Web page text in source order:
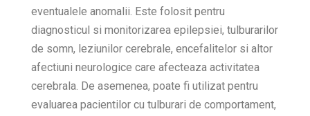
eventualele anomalii. Este folosit pentru
diagnosticul si monitorizarea epilepsiei, tulburarilor
de somn, leziunilor cerebrale, encefalitelor si altor
afectiuni neurologice care afecteaza activitatea
cerebrala. De asemenea, poate fi utilizat pentru
evaluarea pacientilor cu tulburari de comportament,